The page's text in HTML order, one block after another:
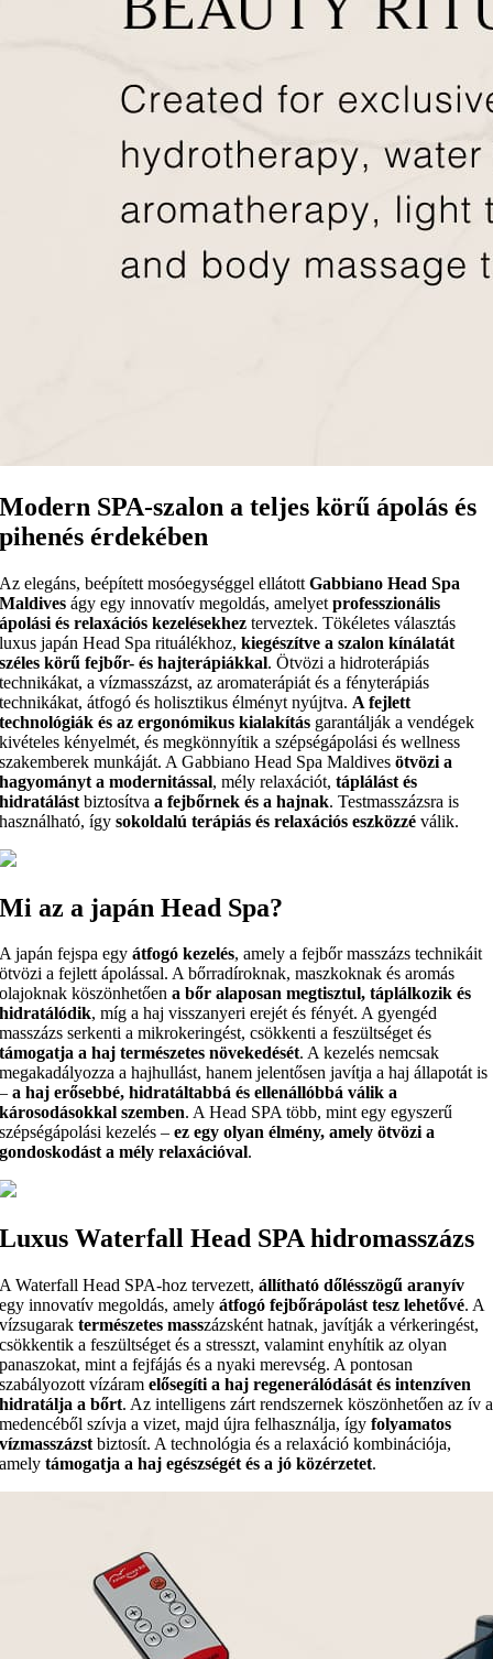
Modern SPA-szalon a teljes körű ápolás és
pihenés érdekében
Az elegáns, beépített mosóegységgel ellátottGabbiano Head Spa
Maldives ágy egy innovatív megoldás, amelyet professzionális
ápolási és relaxációs kezelésekhez terveztek. Tökéletes választás
luxus japán Head Spa rituálékhoz,kiegészítve a szalon kínálatát
széles körű fejbőr- és hajterápiákkal. Ötvözi a hidroterápiás
technikákat, a vízmasszázst, az aromaterápiát és a fényterápiás
technikákat, átfogó és holisztikus élményt nyújtva. A fejlett
technológiák és az ergonómikus kialakítás garantálják a vendégek
kivételes kényelmét, és megkönnyítik a szépségápolási és wellness
szakemberek munkáját. A Gabbiano Head Spa Maldivesötvözi a
hagyományt a modernitással, mély relaxációt,táplálást és
hidratálást biztosítvaa fejbőrnek és a hajnak. Testmasszázsra is
használható, ígysokoldalú terápiás és relaxációs eszközzé válik.
Mi az a japán Head Spa?
A japán fejspa egyátfogó kezelés, amely a fejbőr masszázs technikáit
ötvözi a fejlett ápolással. A bőrradíroknak, maszkoknak és aromás
olajoknak köszönhetőena bőr alaposan megtisztul, táplálkozik és
hidratálódik, míg a haj visszanyeri erejét és fényét. A gyengéd
masszázs serkenti a mikrokeringést, csökkenti a feszültséget és
támogatja a haj természetes növekedését. A kezelés nemcsak
megakadályozza a hajhullást, hanem jelentősen javítja a haj állapotát is
– a haj erősebbé, hidratáltabbá és ellenállóbbá válik a
károsodásokkal szemben. A Head SPA több, mint egy egyszerű
szépségápolási kezelés – ez egy olyan élmény, amely ötvözi a
gondoskodást a mély relaxációval.
Luxus Waterfall Head SPA hidromasszázs
A Waterfall Head SPA-hoz tervezett,állítható dőlésszögű aranyív
egy innovatív megoldás, amelyátfogó fejbőrápolást tesz lehetővé. A
vízsugaraktermészetes masszázsként hatnak, javítják a vérkeringést,
csökkentik a feszültséget és a stresszt, valamint enyhítik az olyan
panaszokat, mint a fejfájás és a nyaki merevség. A pontosan
szabályozott vízáramelősegíti a haj regenerálódását és intenzíven
hidratálja a bőrt. Az intelligens zárt rendszernek köszönhetően az ív a
medencéből szívja a vizet, majd újra felhasználja, ígyfolyamatos
vízmasszázst biztosít. A technológia és a relaxáció kombinációja,
amelytámogatja a haj egészségét és a jó közérzetet.